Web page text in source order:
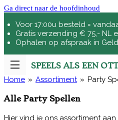
Ga direct naar de hoofdinhoud
SPEELS ALS EEN
Voor 17:00u besteld =
Gratis verzending € 75,- NL
Ophalen op afspraak in
Home » Assortiment » Party
Alle Party Spellen
Hier vind je ons assortiment